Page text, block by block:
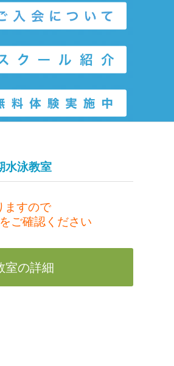
水泳教室
ますので
ご確認ください
室の詳細